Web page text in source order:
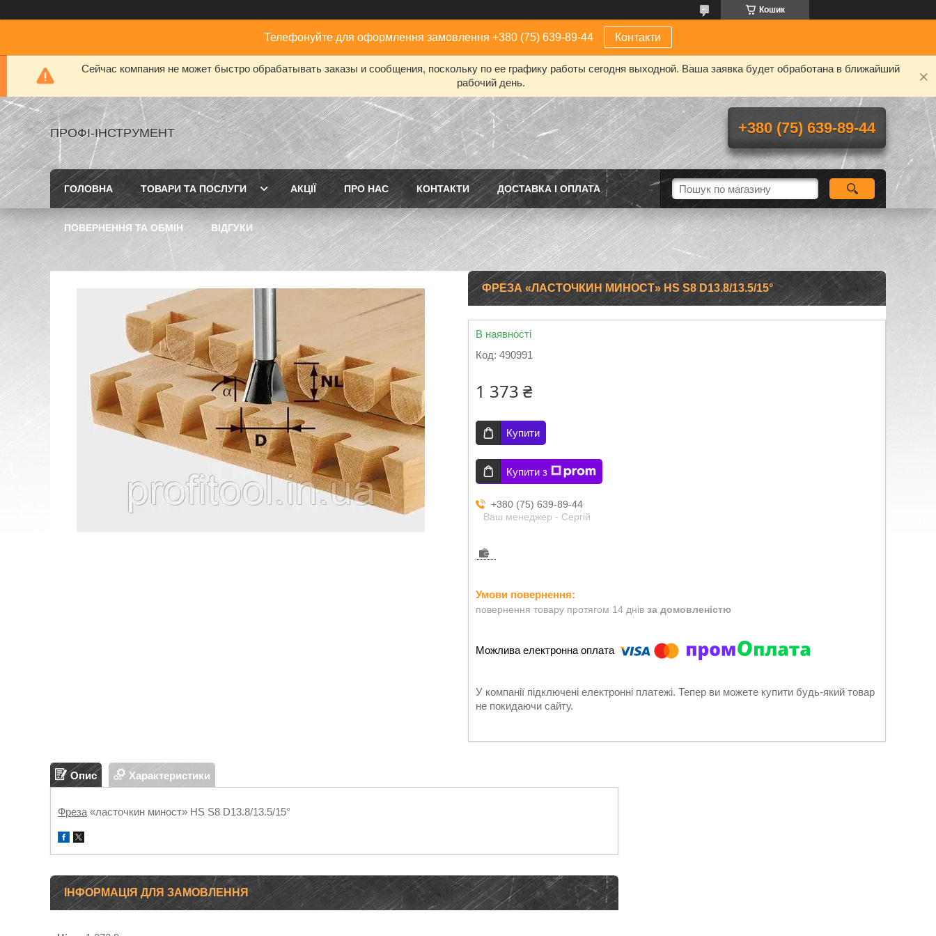
Кошик
Телефонуйте для оформлення замовлення +380 (75) 639-89-44 Контакти
Сейчас компания не может быстро обрабатывать заказы и сообщения, поскольку по ее графику работы сегодня выходной. Ваша заявка будет обработана в ближайший
рабочий день.
ПРОФІ-ІНСТРУМЕНТ +380 (75) 639-89-44
ГОЛОВНА ТОВАРИ ТА ПОСЛУГИ АКЦІЇ ПРО НАС КОНТАКТИ ДОСТАВКА І ОПЛАТА
ПОВЕРНЕННЯ ТА ОБМІН ВІДГУКИ
ФРЕЗА «ЛАСТОЧКИН МИНОСТ» HS S8 D13.8/13.5/15°
В наявності
Код: 490991
1 373 ₴
Купити
Купити з
+380 (75) 639-89-44
Ваш менеджер - Сергій
повернення товару протягом 14 днів за домовленістю
У компанії підключені електронні платежі. Тепер ви можете купити будь-який товар
не покидаючи сайту.
Опис Характеристики
Фреза «ласточкин миност» HS S8 D13.8/13.5/15°
ІНФОРМАЦІЯ ДЛЯ ЗАМОВЛЕННЯ